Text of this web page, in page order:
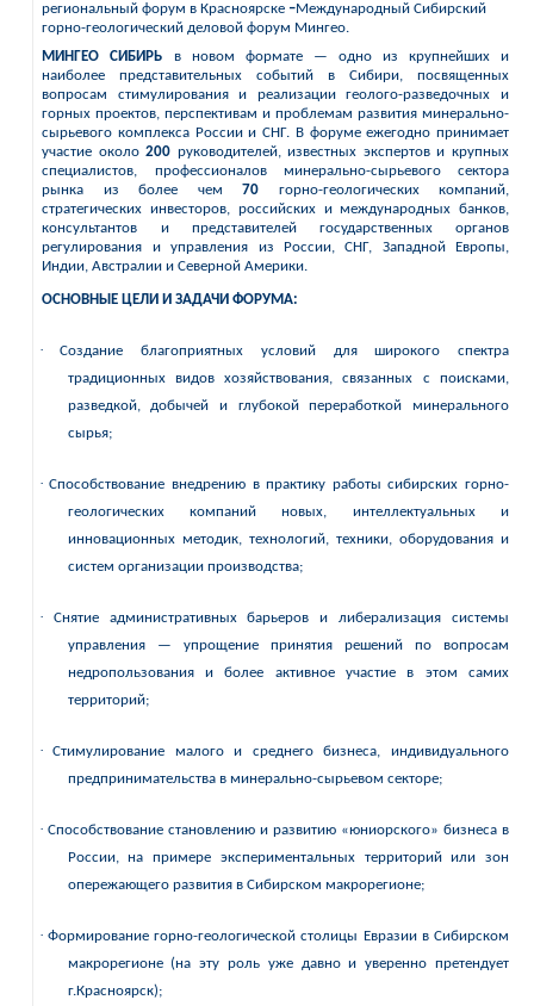
региональный форум в Красноярске –Международный Сибирский
горно-геологический деловой форум Мингео.
МИНГЕО СИБИРЬ в новом формате — одно из крупнейших и
наиболее представительных событий в Сибири, посвященных
вопросам стимулирования и реализации геолого-разведочных и
горных проектов, перспективам и проблемам развития минерально-
сырьевого комплекса России и СНГ. В форуме ежегодно принимает
участие около200 руководителей, известных экспертов и крупных
специалистов, профессионалов минерально-сырьевого сектора
рынка из более чем70 горно-геологических компаний,
стратегических инвесторов, российских и международных банков,
консультантов и представителей государственных органов
регулирования и управления из России, СНГ, Западной Европы,
Индии, Австралии и Северной Америки.
ОСНОВНЫЕ ЦЕЛИ И ЗАДАЧИ ФОРУМА:
·
Создание благоприятных условий для широкого спектра
традиционных видов хозяйствования, связанных с поисками,
разведкой, добычей и глубокой переработкой минерального
сырья;
· Способствование внедрению в практику работы сибирских горно-
геологических компаний
новых, интеллектуальных и
инновационных методик, технологий, техники, оборудования и
систем организации производства;
·
Снятие административных барьеров и либерализация системы
управления — упрощение принятия решений по вопросам
недропользования и более активное участие в этом самих
территорий;
·
Стимулирование малого и среднего бизнеса, индивидуального
предпринимательства в минерально-сырьевом секторе;
· Способствование становлению и развитию «юниорского» бизнеса в
России, на примере экспериментальных территорий или зон
опережающего развития в Сибирском макрорегионе;
· Формирование горно-геологической столицы Евразии в Сибирском
макрорегионе (на эту роль уже давно и уверенно претендует
г.Красноярск);